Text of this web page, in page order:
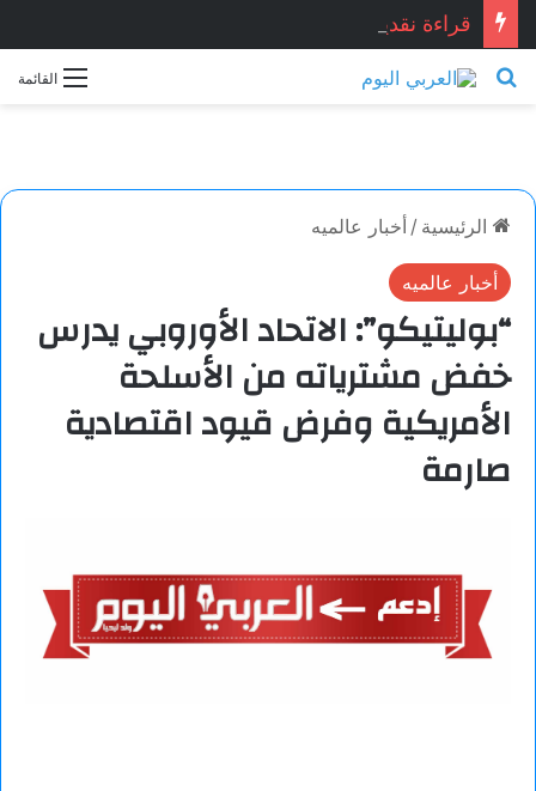
القائمة بحث عن
الرئيسية / أخبار عالميه
أخبار عالميه
“بوليتيكو”: الاتحاد الأوروبي يدرس
خفض مشترياته من الأسلحة
الأمريكية وفرض قيود اقتصادية
صارمة